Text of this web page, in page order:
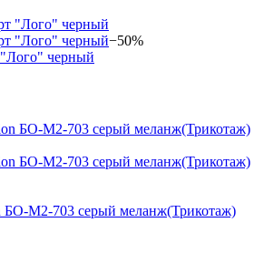
−50%
черный
БО-М2-703 серый меланж(Трикотаж)